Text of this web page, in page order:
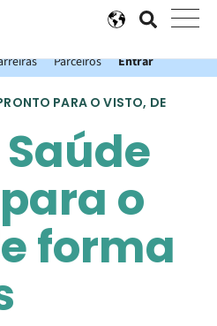
Expatrio gratuita com o
Parceiros Entrar
PARA O VISTO, DE
o
forma